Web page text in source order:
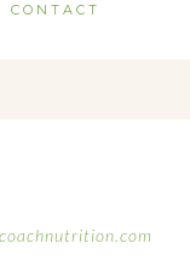
CONTACT